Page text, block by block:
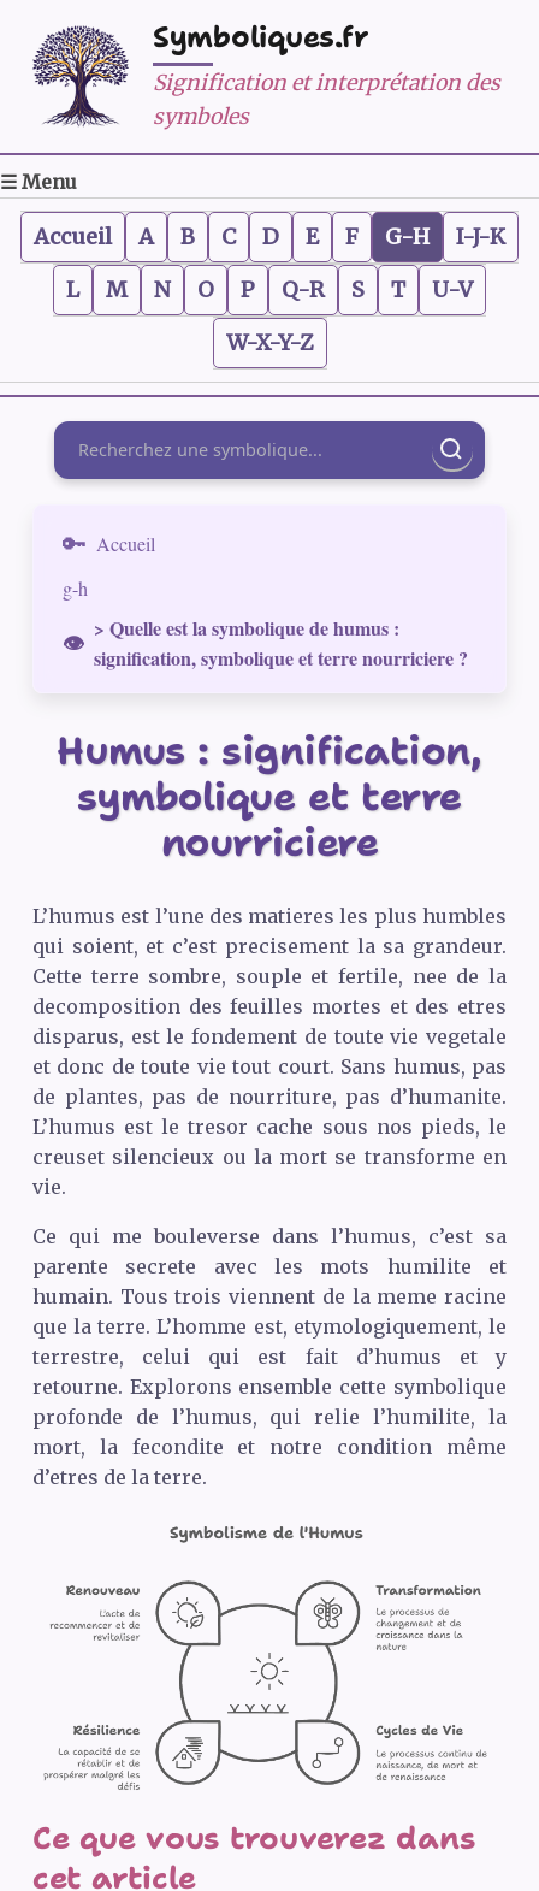
Symboliques.fr
Signification et interprétation des
symboles
☰ Menu
Accueil A B C D E F G-H
I-J-K
L
M N O P Q-R S T
U-V
W-X-Y-Z
Rechercher
Accueil
g-h
> Quelle est la symbolique de humus :
signification, symbolique et terre nourriciere ?
Humus : signification,
symbolique et terre
nourriciere
L’humus est l’une des matieres les plus humbles
qui soient, et c’est precisement la sa grandeur.
Cette terre sombre, souple et fertile, nee de la
decomposition des feuilles mortes et des etres
disparus, est le fondement de toute vie vegetale
et donc de toute vie tout court. Sans humus, pas
de plantes, pas de nourriture, pas d’humanite.
L’humus est le tresor cache sous nos pieds, le
creuset silencieux ou la mort se transforme en
vie.
Ce qui me bouleverse dans l’humus, c’est sa
parente secrete avec les mots humilite et
humain. Tous trois viennent de la meme racine
que la terre. L’homme est, etymologiquement, le
terrestre, celui qui est fait d’humus et y
retourne. Explorons ensemble cette symbolique
profonde de l’humus, qui relie l’humilite, la
mort, la fecondite et notre condition même
d’etres de la terre.
Ce que vous trouverez dans
cet article